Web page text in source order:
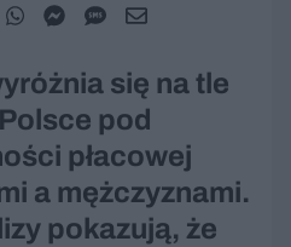
się na tle
pod
płacowej
a mężczyznami.
pokazują, że